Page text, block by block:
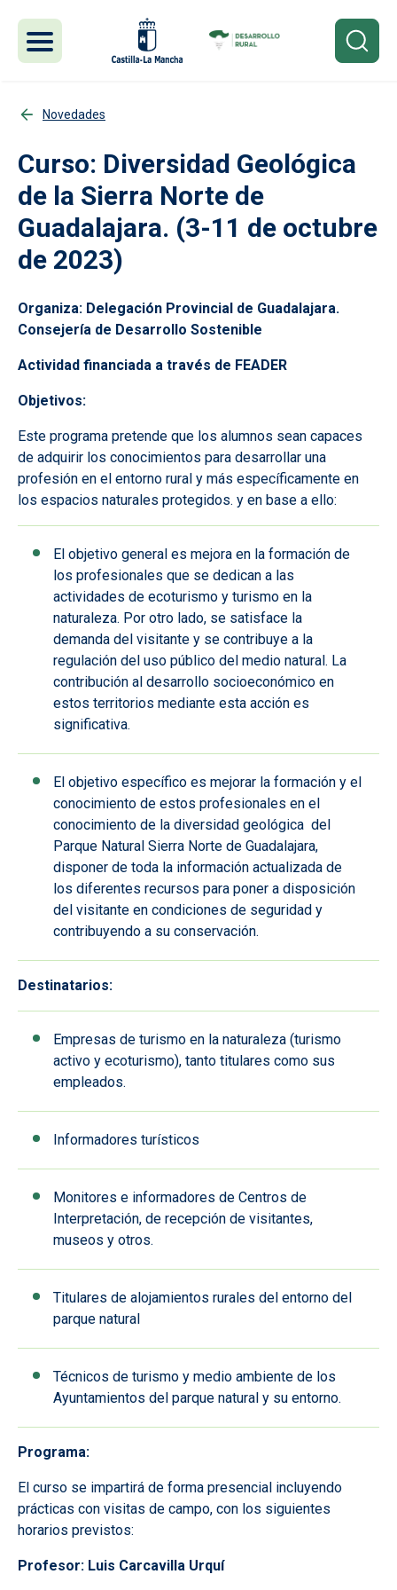
Novedades
Curso: Diversidad Geológica
de la Sierra Norte de
Guadalajara. (3-11 de octubre
de 2023)
Organiza: Delegación Provincial de Guadalajara.
Consejería de Desarrollo Sostenible
Actividad financiada a través de FEADER
Objetivos:
Este programa pretende que los alumnos sean capaces
de adquirir los conocimientos para desarrollar una
profesión en el entorno rural y más específicamente en
los espacios naturales protegidos. y en base a ello:
El objetivo general es mejora en la formación de
los profesionales que se dedican a las
actividades de ecoturismo y turismo en la
naturaleza. Por otro lado, se satisface la
demanda del visitante y se contribuye a la
regulación del uso público del medio natural. La
contribución al desarrollo socioeconómico en
estos territorios mediante esta acción es
significativa.
El objetivo específico es mejorar la formación y el
conocimiento de estos profesionales en el
conocimiento de la diversidad geológica del
Parque Natural Sierra Norte de Guadalajara,
disponer de toda la información actualizada de
los diferentes recursos para poner a disposición
del visitante en condiciones de seguridad y
contribuyendo a su conservación.
Destinatarios:
Empresas de turismo en la naturaleza (turismo
activo y ecoturismo), tanto titulares como sus
empleados.
Informadores turísticos
Monitores e informadores de Centros de
Interpretación, de recepción de visitantes,
museos y otros.
Titulares de alojamientos rurales del entorno del
parque natural
Técnicos de turismo y medio ambiente de los
Ayuntamientos del parque natural y su entorno.
Programa:
El curso se impartirá de forma presencial incluyendo
prácticas con visitas de campo, con los siguientes
horarios previstos:
Profesor: Luis Carcavilla Urquí